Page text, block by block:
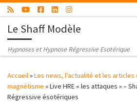
Passer au contenu
Le Shaff Modèle
Hypnoses et Hypnose Régressive Esotérique
Accueil»Les news, l’actualité et les articles
magnétisme »Live HRE « les attaques » –
Régressive ésotériques